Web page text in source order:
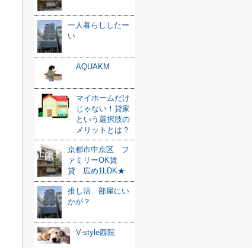
一人暮らししたー
い
AQUAKM
マイホームだけ
じゃない！貸家
という選択肢の
メリットとは？
京都市中京区 フ
ァミリーOK賃
貸 広め1LDK★
推し活 部屋にい
かが？
V-style西院